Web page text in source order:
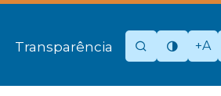
Transparência +A